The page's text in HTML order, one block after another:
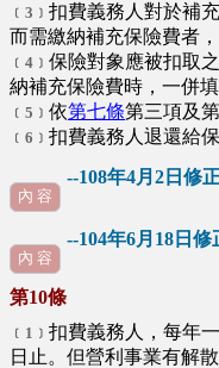
﹝3﹞ 扣費義務人對於補
而需繳納補充保險費者
﹝4﹞ 保險對象應被扣取
納補充保險費時，一併
﹝5﹞ 依第七條第三項及
﹝6﹞ 扣費義務人退還給
--108年4月2日修正
內 容
--104年6月18日修
內 容
第10條
﹝1﹞ 扣費義務人，每年
日止。但營利事業有解